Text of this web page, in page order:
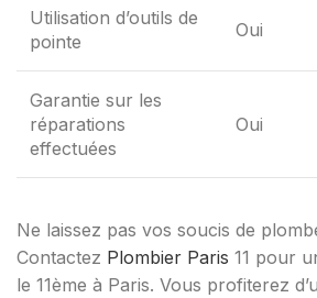
Utilisation d’outils de
pointe
Oui
Garantie sur les
réparations
effectuées
Oui
Ne laissez pas vos soucis de
Contactez Plombier Paris 11 pour
le 11ème à Paris. Vous profiterez